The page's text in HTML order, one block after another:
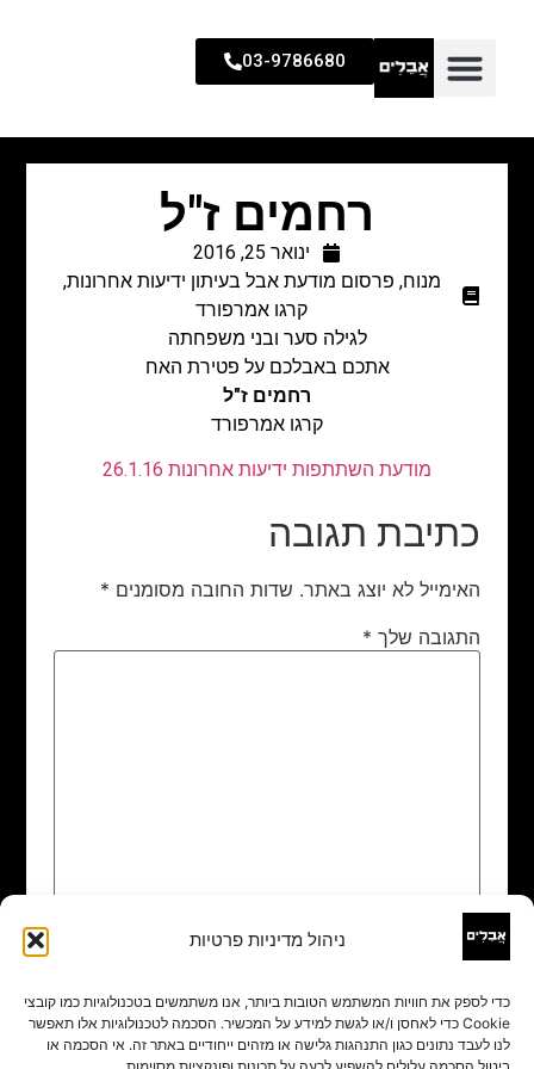
ניהול מדיניות פרטיות
כדי לספק את חוויות המשתמש הטובות ביותר, אנו משתמשים בטכנולוגיות כמו קובצי
Cookie כדי לאחסן ו/או לגשת למידע על המכשיר. הסכמה לטכנולוגיות אלו תאפשר
לנו לעבד נתונים כגון התנהגות גלישה או מזהים ייחודיים באתר זה. אי הסכמה או
03-9786680
רחמים ז"ל
ינואר 25, 2016
מנוח, פרסום מודעת אבל בעיתון ידיעות אחרונות,
קרגו אמרפורד
לגילה סער ובני משפחתה
אתכם באבלכם על פטירת האח
רחמים ז"ל
קרגו אמרפורד
מודעת השתתפות ידיעות אחרונות 26.1.16
כתיבת תגובה
האימייל לא יוצג באתר. שדות החובה מסומנים *
התגובה שלך *
שם
אימייל*